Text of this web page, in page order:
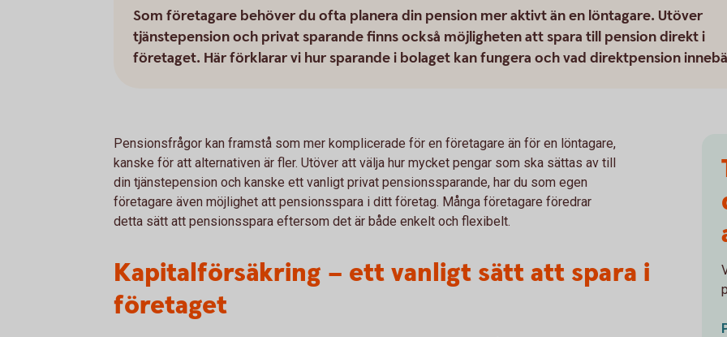
Som företagare behöver du ofta planera din pension mer aktivt än en löntagare. Utöver
tjänstepension och privat sparande finns också möjligheten att spara till pension direkt i
företaget. Här förklarar vi hur sparande i bolaget kan fungera och vad direktpension
Pensionsfrågor kan framstå som mer komplicerade för en företagare än för en löntagare,
kanske för att alternativen är fler. Utöver att välja hur mycket pengar som ska sättas av till
din tjänstepension och kanske ett vanligt privat pensionssparande, har du som egen
företagare även möjlighet att pensionsspara i ditt företag. Många företagare föredrar
detta sätt att pensionsspara eftersom det är både enkelt och flexibelt.
Kapitalförsäkring – ett vanligt sätt att spara i
företaget